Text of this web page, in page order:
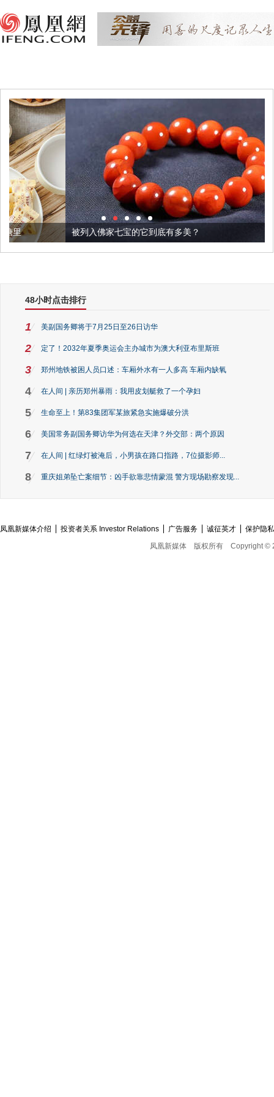
被列入佛家七宝的它到底有多美？
48小时点击排行
1 美副国务卿将于7月25日至26日访华
2 定了！2032年夏季奥运会主办城市为澳大利亚布里斯班
3 郑州地铁被困人员口述：车厢外水有一人多高 车厢内缺氧
4 在人间 | 亲历郑州暴雨：我用皮划艇救了一个孕妇
5 生命至上！第83集团军某旅紧急实施爆破分洪
6 美国常务副国务卿访华为何选在天津？外交部：两个原因
7 在人间 | 红绿灯被淹后，小男孩在路口指路，7位摄影师...
8 重庆姐弟坠亡案细节：凶手欲靠悲情蒙混 警方现场勘察发现...
凤凰新媒体介绍 投资者关系 Investor Relations 广告服务 诚征英才
保护隐
凤凰新媒体
版权所有 Copyright ©